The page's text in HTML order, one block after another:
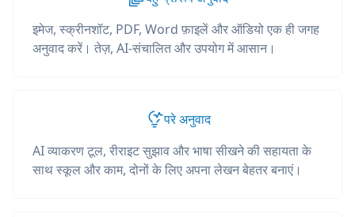
इमेज, स्क्रीनशॉट, PDF, Word फ़ाइलें और ऑडियो एक ही जगह
अनुवाद करें। तेज़, AI-संचालित और उपयोग में आसान।
परे अनुवाद
AI व्याकरण टूल, रीराइट सुझाव और भाषा सीखने की सहायता के
साथ स्कूल और काम, दोनों के लिए अपना लेखन बेहतर बनाएं।